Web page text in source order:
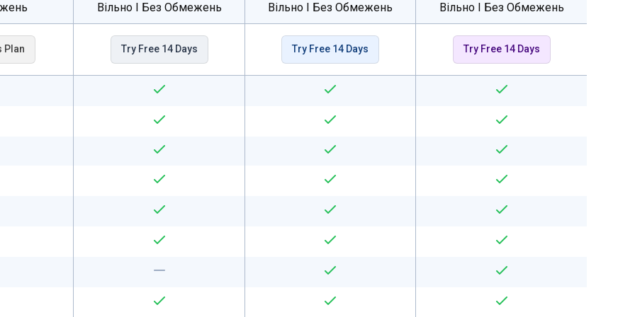
Вільно І Без Обмежень Вільно І Без Обмежень Вільно І Без Обмежень
Plan Try Free 14 Days Try Free 14 Days Try Free 14 Days